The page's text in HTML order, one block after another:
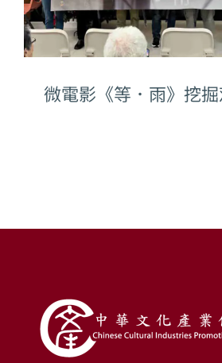
微電影《等．雨》挖